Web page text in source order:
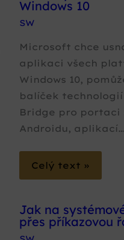
Windows 10
SW
Microsoft chce
aplikaci všech
Windows 10,
balíček technologií
Bridge pro portaci
Androidu, aplikací…
Celý text »
Jak na
přes příkazovou